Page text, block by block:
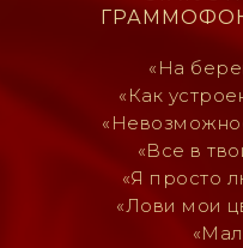
«На
«Как
«Все в
«Я просто
«Лови мои